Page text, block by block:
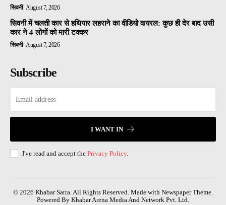
सिवनी August 7, 2026
सिवनी में चलती कार से हथियार लहराने का वीडियो वायरल: कुछ ही देर बाद उसी
कार ने 4 लोगों को मारी टक्कर
सिवनी August 7, 2026
Subscribe
I WANT IN
I've read and accept the Privacy Policy.
© 2026 Khabar Satta. All Rights Reserved. Made with Newspaper Theme.
Powered By Khabar Arena Media And Network Pvt. Ltd.